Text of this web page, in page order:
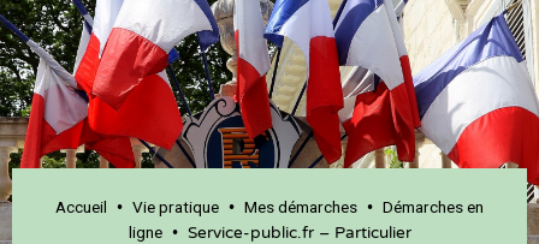
Accueil • Vie pratique • Mes démarches • Démarches en
ligne• Service-public.fr – Particulier